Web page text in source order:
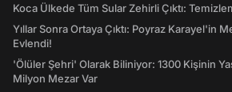
Koca Ülkede Tüm Sular Zehirli Çıktı:
Yıllar Sonra Ortaya Çıktı: Poyraz Karayel'in
Evlendi!
'Ölüler Şehri' Olarak Biliniyor: 1300 Kişinin
Milyon Mezar Var